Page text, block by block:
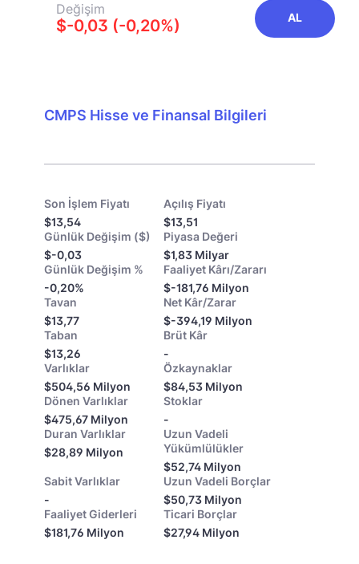
Değişim
$-0,03 (-0,20%) AL
CMPS Hisse ve Finansal Bilgileri
Son İşlem Fiyatı
$13,54
Açılış Fiyatı
$13,51
Günlük Değişim ($)
$-0,03
Piyasa Değeri
$1,83 Milyar
Günlük Değişim %
-0,20%
Faaliyet Kârı/Zararı
$-181,76 Milyon
Tavan
$13,77
Net Kâr/Zarar
$-394,19 Milyon
Taban
$13,26
Brüt Kâr
-
Varlıklar
$504,56 Milyon
Özkaynaklar
$84,53 Milyon
Dönen Varlıklar
$475,67 Milyon
Stoklar
-
Duran Varlıklar
$28,89 Milyon
Uzun Vadeli
Yükümlülükler
$52,74 Milyon
Sabit Varlıklar
-
Uzun Vadeli Borçlar
$50,73 Milyon
Faaliyet Giderleri
$181,76 Milyon
Ticari Borçlar
$27,94 Milyon